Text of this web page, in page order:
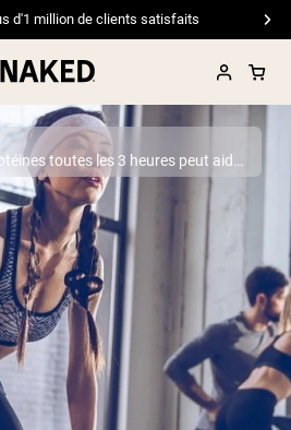
d'1 million de clients satisfaits
Meilleure Vente
Comment manger des protéines toutes les 3 heures peut aider à développer les muscles